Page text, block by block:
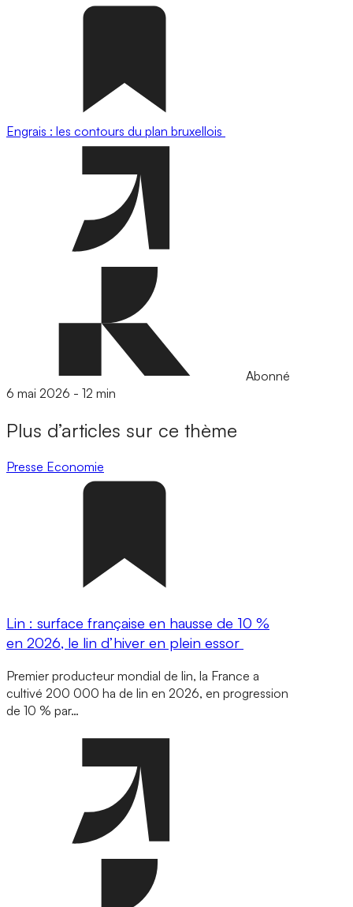
Engrais : les contours du plan bruxellois
Abonné
6 mai 2026 - 12 min
Plus d’articles sur ce thème
Presse Economie
Lin : surface française en hausse de 10 %
en 2026, le lin d’hiver en plein essor
Premier producteur mondial de lin, la France a
cultivé 200 000 ha de lin en 2026, en progression
de 10 % par…